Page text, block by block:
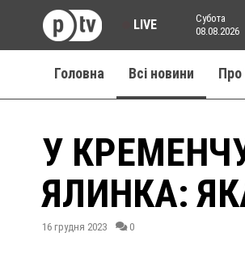
LIVE
Субота
08.08.2026
Головна Всі новини Про
У
ЯЛИНКА:
16 грудня 2023 0